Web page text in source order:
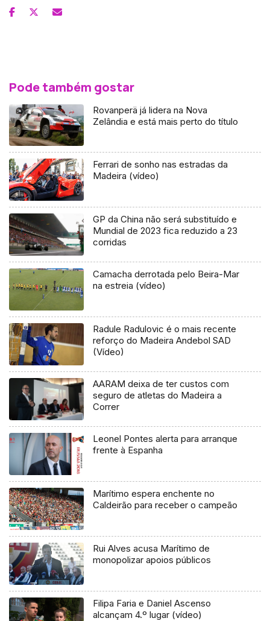
Pode também gostar
Rovanperä já lidera na Nova
Zelândia e está mais perto do título
Ferrari de sonho nas estradas da
Madeira (vídeo)
GP da China não será substituído e
Mundial de 2023 fica reduzido a 23
corridas
Camacha derrotada pelo Beira-Mar
na estreia (vídeo)
Radule Radulovic é o mais recente
reforço do Madeira Andebol SAD
(Vídeo)
AARAM deixa de ter custos com
seguro de atletas do Madeira a
Correr
Leonel Pontes alerta para arranque
frente à Espanha
Marítimo espera enchente no
Caldeirão para receber o campeão
Rui Alves acusa Marítimo de
monopolizar apoios públicos
Filipa Faria e Daniel Ascenso
alcançam 4.º lugar (vídeo)